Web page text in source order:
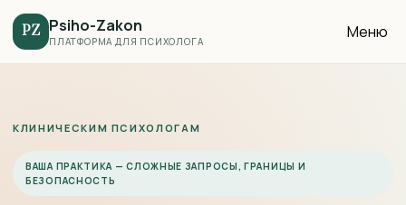
PZ Psiho-Zakon
ПЛАТФОРМА ДЛЯ ПСИХОЛОГА Меню
КЛИНИЧЕСКИМ ПСИХОЛОГАМ
ВАША ПРАКТИКА — СЛОЖНЫЕ ЗАПРОСЫ, ГРАНИЦЫ И
БЕЗОПАСНОСТЬ